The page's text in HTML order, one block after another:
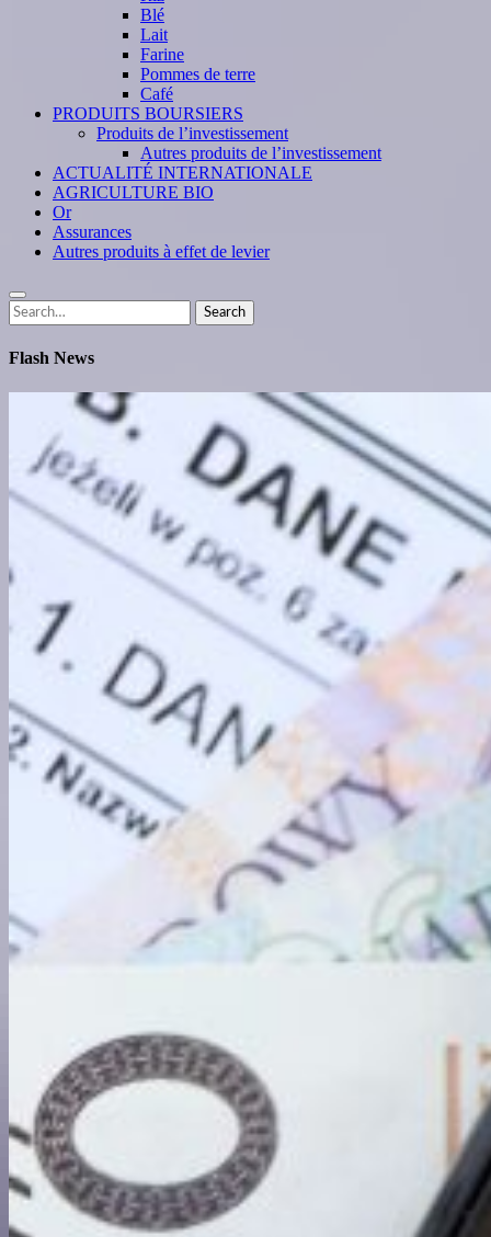
Blé
Lait
Farine
Pommes de terre
Café
PRODUITS BOURSIERS
Produits de l’investissement
Autres produits de l’investissement
ACTUALITÉ INTERNATIONALE
AGRICULTURE BIO
Or
Assurances
Autres produits à effet de levier
Search
for:
Search
Flash News